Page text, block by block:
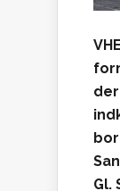
Gl.